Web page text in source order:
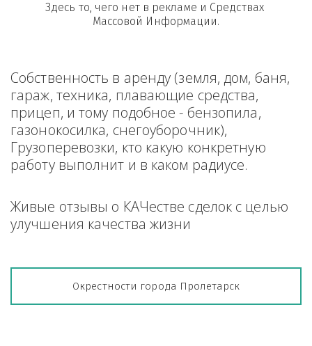
Здесь то, чего нет в рекламе и Средствах
Массовой Информации.
Собственность в аренду (земля, дом, баня,
гараж, техника, плавающие средства,
прицеп, и тому подобное - бензопила,
газонокосилка, снегоуборочник),
Грузоперевозки, кто какую конкретную
работу выполнит и в каком радиусе.
Живые отзывы о КАЧестве сделок с целью
улучшения качества жизни
Окрестности города Пролетарск